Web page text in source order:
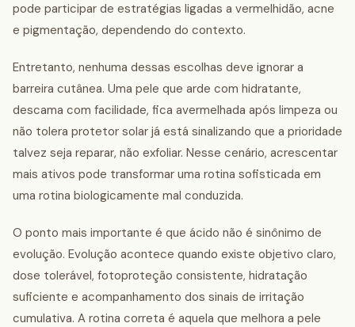
pode participar de estratégias ligadas a vermelhidão, acne
e pigmentação, dependendo do contexto.
Entretanto, nenhuma dessas escolhas deve ignorar a
barreira cutânea. Uma pele que arde com hidratante,
descama com facilidade, fica avermelhada após limpeza ou
não tolera protetor solar já está sinalizando que a prioridade
talvez seja reparar, não exfoliar. Nesse cenário, acrescentar
mais ativos pode transformar uma rotina sofisticada em
uma rotina biologicamente mal conduzida.
O ponto mais importante é que ácido não é sinônimo de
evolução. Evolução acontece quando existe objetivo claro,
dose tolerável, fotoproteção consistente, hidratação
suficiente e acompanhamento dos sinais de irritação
cumulativa. A rotina correta é aquela que melhora a pele